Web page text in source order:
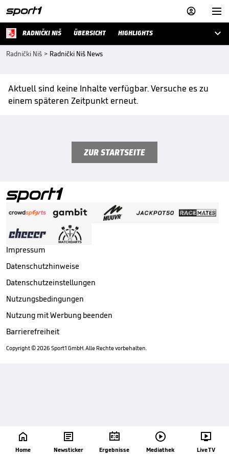


RADNIČKI NIŠ ÜBERSICHT HIGHLIGHTS 
Radnički Niš > Radnički Niš News
Aktuell sind keine Inhalte verfügbar. Versuche es zu
einem späteren Zeitpunkt erneut.

Home

Newsticker

Ergebnisse

Mediathek

Live TV
ZUR STARTSEITE
Impressum
Datenschutzhinweise
Datenschutzeinstellungen
Nutzungsbedingungen
Nutzung mit Werbung beenden
Barrierefreiheit
Copyright ©2026 Sport1 GmbH. Alle Rechte vorbehalten.